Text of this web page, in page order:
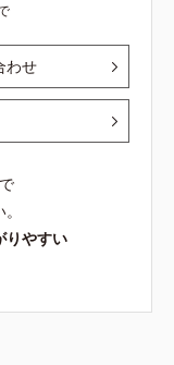
わせ
りやすい